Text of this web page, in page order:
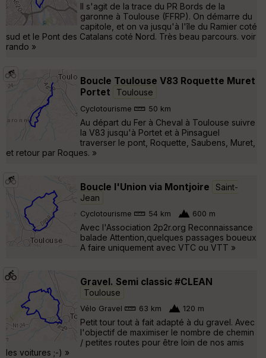
Il s'agit de la trace du PR Bords de la
garonne à Toulouse (FFRP). On démarre du
capitole, et on va jusqu'à l'île du Ramier coté
sud et le Pont des Catalans coté Nord. Très beau parcours. voir
rando »
Boucle Toulouse V83 Roquette Muret
Portet
Toulouse
Cyclotourisme 50 km
Au départ du Fer à Cheval à Toulouse suivre
la V83 jusqu'à Portet et à Pinsaguel
traverser le pont, Roquette, Saubens, Muret,
et retour par Roques. »
Boucle l'Union via Montjoire
Saint-
Jean
Cyclotourisme 54 km 600 m
Avec l'Association 2p2r.org Reconnaissance
balade Attention,quelques passages boueux
A faire uniquement avec VTC ou VTT »
Gravel. Semi classic #CLEAN
Toulouse
Vélo Gravel 63 km 120 m
Petit tour tout à fait adapté à du gravel. Avec
l'objectif de maximiser le nombre de chemin
/ petites routes pour être loin de nos amis
les voitures ;-) »